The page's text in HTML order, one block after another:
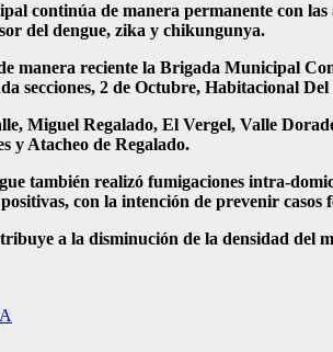
continúa de manera permanente con
del dengue, zika y chikungunya.
manera reciente la Brigada Municipal
secciones, 2 de Octubre, Habitacional
Miguel Regalado, El Vergel, Valle
y Atacheo de Regalado.
también realizó fumigaciones intra-
con la intención de prevenir casos
a la disminución de la densidad del